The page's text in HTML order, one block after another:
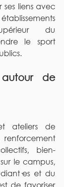
ses liens avec
du
le sport
de
ateliers de
bien-
le campus,
et du
de favoriser